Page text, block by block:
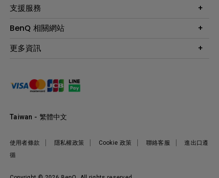
智慧照明
專業拍物視訊鏡頭
尋找銷售據點
會員綁定LINE教學
第一次購物就上手
延長保固購買
贈品兌換網站首頁
支援服務
服務公告
保固條例
手冊與軟體下載
產品常見問題
BenQ 相關網站
專業商用解決方案
BenQ 大娛樂家
更多資訊
永續發展
產品碳足跡報告
明基基金會
使用者條款 隱私權政策 Cookie 政策 聯絡客服
進出口遵
循
Taiwan - 繁體中文